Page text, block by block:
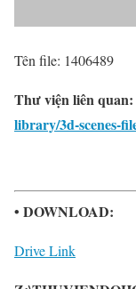
Tên file: 1406489
Thư viện liên quan:
library/3d-scenes-
• DOWNLOAD:
Drive Link